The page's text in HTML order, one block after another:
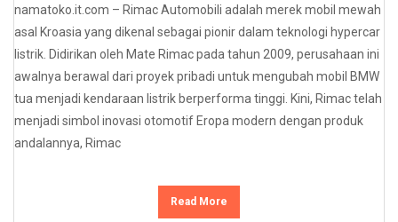
namatoko.it.com – Rimac Automobili adalah merek mobil mewah
asal Kroasia yang dikenal sebagai pionir dalam teknologi hypercar
listrik. Didirikan oleh Mate Rimac pada tahun 2009, perusahaan ini
awalnya berawal dari proyek pribadi untuk mengubah mobil BMW
tua menjadi kendaraan listrik berperforma tinggi. Kini, Rimac telah
menjadi simbol inovasi otomotif Eropa modern dengan produk
andalannya, Rimac
Read More